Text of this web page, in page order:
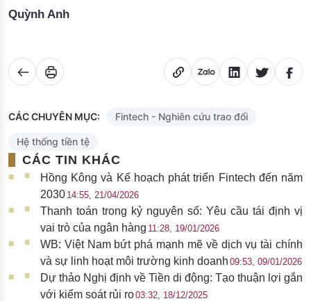
Quỳnh Anh
CÁC CHUYÊN MỤC: Fintech - Nghiên cứu trao đổi
Hệ thống tiền tệ
CÁC TIN KHÁC
Hồng Kông và Kế hoạch phát triển Fintech đến năm
2030 14:55, 21/04/2026
Thanh toán trong kỷ nguyên số: Yêu cầu tái định vị
vai trò của ngân hàng 11:28, 19/01/2026
WB: Việt Nam bứt phá mạnh mẽ về dịch vụ tài chính
và sự linh hoạt môi trường kinh doanh 09:53, 09/01/2026
Dự thảo Nghị định về Tiền di động: Tạo thuận lợi gắn
với kiểm soát rủi ro03:32, 18/12/2025